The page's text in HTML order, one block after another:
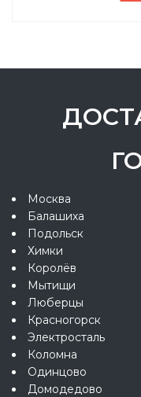
Москва
Балашиха
Подольск
Химки
Королёв
Мытищи
Люберцы
Красногорск
Электросталь
Коломна
Одинцово
Домодедово